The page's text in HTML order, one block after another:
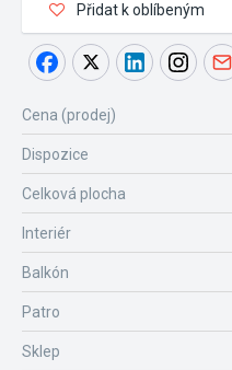
Přidat k oblíbeným
Cena (prodej)
Dispozice
Celková plocha
Interiér
Balkón
Patro
Sklep